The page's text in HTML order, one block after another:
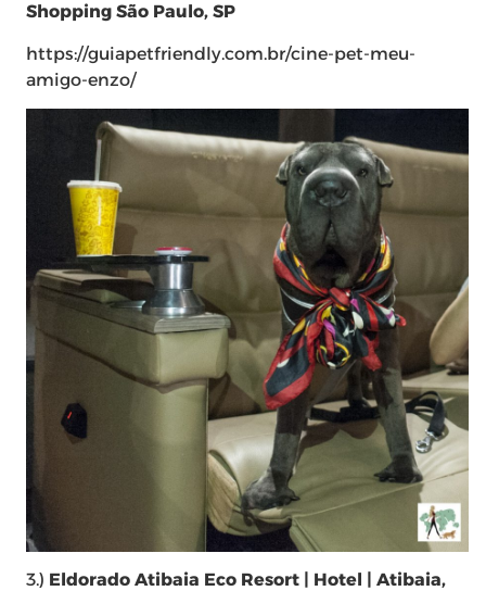
Shopping São Paulo, SP
https://guiapetfriendly.com.br/cine-pet-meu-
amigo-enzo/
3.) Eldorado Atibaia Eco Resort | Hotel | Atibaia,